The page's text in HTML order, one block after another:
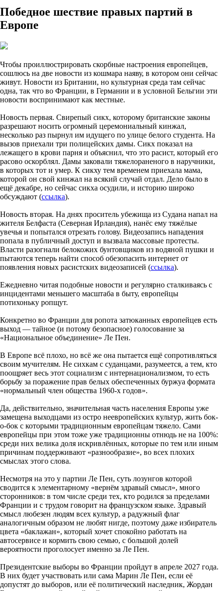
Победное шествие правых партий в
Европе
Чтобы проиллюстрировать скорбные настроения европейцев,
сошлюсь на две новости из кошмара наяву, в котором они сейчас
живут. Новости из Британии, но культурная среда там сейчас
одна, так что во Франции, в Германии и в условной Бельгии эти
новости воспринимают как местные.
Новость первая. Свирепый сикх, которому британские законы
разрешают носить огромный церемониальный кинжал,
несколько раз пырнул им идущего по улице белого студента. На
вызов приехали три полицейских дамы. Сикх показал на
лежащего в крови парня и объяснил, что это расист, который его
расово оскорблял. Дамы заковали тяжелораненого в наручники,
в которых тот и умер. К сикху тем временем приехала мама,
которой он свой кинжал на всякий случай отдал. Дело было в
ещё декабре, но сейчас сикха осудили, и историю широко
обсуждают (ссылка).
Новость вторая. На днях проситель убежища из Судана напал на
жителя Белфаста (Северная Ирландия), нанёс ему тяжёлые
увечья и попытался отрезать голову. Видеозапись нападения
попала в публичный доступ и вызвала массовые протесты.
Власти разогнали белокожих бунтовщиков из водяной пушки и
пытаются теперь найти способ обезопасить интернет от
появления новых расистских видеозаписей (ссылка).
Ежедневно читая подобные новости и регулярно сталкиваясь с
инцидентами меньшего масштаба в быту, европейцы
потихоньку ропщут.
Конкретно во Франции для ропота затюканных европейцев есть
выход — тайное (и потому безопасное) голосование за
«Национальное объединение» Ле Пен.
В Европе всё плохо, но всё же она пытается ещё сопротивляться
своим мучителям. Не сихкам с суданцами, разумеется, а тем, кто
поощряет весь этот социализм с интернационализмом, то есть
борьбу за поражение прав белых обеспеченных буржуа формата
«нормальный член общества 1960-х годов».
Да, действительно, значительная часть населения Европы уже
замещена выходцами из остро неевропейских культур, жить бок-
о-бок с которыми традиционным европейцам тяжело. Сами
европейцы при этом тоже уже традиционны отнюдь не на 100%:
среди них велика доля искривлённых, которые по тем или иным
причинам поддерживают «разнообразие», во всех плохих
смыслах этого слова.
Несмотря на это у партии Ле Пен, суть лозунгов которой
сводится к элементарному «вернём здравый смысл», много
сторонников: в том числе среди тех, кто родился за пределами
Франции и с трудом говорит на французском языке. Здравый
смысл любезен людям всех культур, а радужный флаг
аналогичным образом не любят нигде, поэтому даже избиратель
цвета «баклажан», который хочет спокойно работать на
автосервисе и кормить свою семью, с большой долей
вероятности проголосует именно за Ле Пен.
Президентские выборы во Франции пройдут в апреле 2027 года.
В них будет участвовать или сама Марин Ле Пен, если её
допустят до выборов, или её политический наследник, Жордан